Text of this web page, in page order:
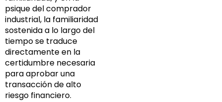
psique del comprador
industrial, la familiaridad
sostenida a lo largo del
tiempo se traduce
directamente en la
certidumbre necesaria
para aprobar una
transacción de alto
riesgo financiero.